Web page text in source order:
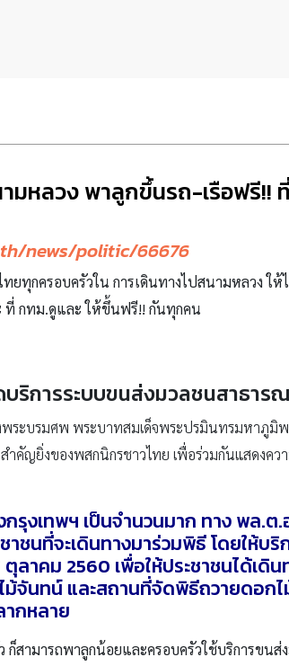
ามหลวง พาลูกขึ้นรถ-เรือฟรี!!
news/politic/66676
ทุกครอบครัวใน การเดินทางไปสนามหลวง ใ
ที่ กทม.ดูและ ให้ขึ้นฟรี!! กันทุกคน
ริการระบบขนส่งมวลชนสาธาร
ระบรมศพ พระบาทสมเด็จพระปรมินทรมหาภูมิ
คัญยิ่งของพสกนิกรชาวไทย เพื่อร่วมกันแสดงค
งเทพฯ เป็นจำนวนมาก ทาง พล.ต
ชนที่จะเดินทางมาร่วมพิธี โดยให้บ
ลาคม 2560 เพื่อให้ประชาชนได้เดิ
จันทน์ และสถานที่จัดพิธีถวายดอก
กหลาย
ก็สามารถพาลูกน้อยและครอบครัวใช้บริการขน